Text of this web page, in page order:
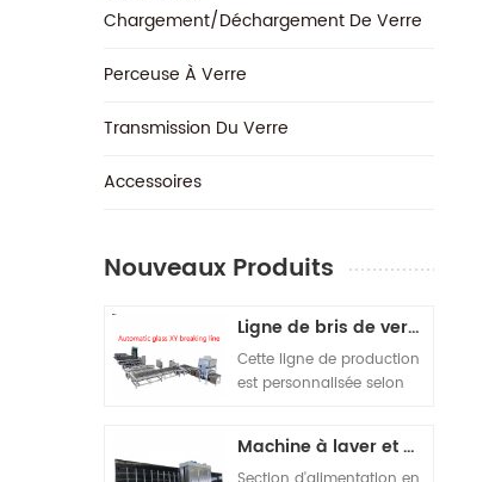
Chargement/déchargement De Verre
Perceuse À Verre
Transmission Du Verre
‎Accessoires
Nouveaux Produits
Ligne de bris de verre automatique
Cette ligne de production
est personnalisée selon
composées. La
Machine à laver et à sécher verticale ouverte sur le dessus